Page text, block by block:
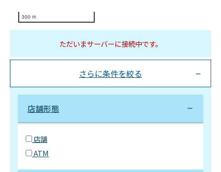
300 m
ただいまサーバーに接続中です。
さらに条件を絞る
店舗形態
店舗
ATM